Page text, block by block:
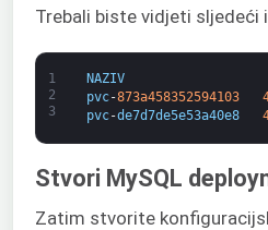
Trebali biste vidjeti sljedeći
1
2
3
NAZIV
pvc-873a458352594103
pvc-de7d7de5e53a40e8
Stvori MySQL
Zatim stvorite